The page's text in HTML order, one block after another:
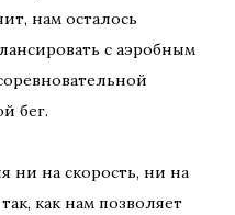
нам осталось
с аэробным
бег.
ни на скорость, ни на
как нам позволяет